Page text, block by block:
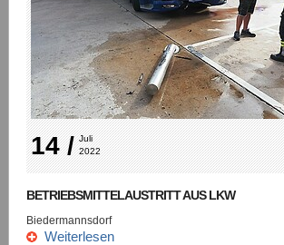
14 / Juli
2022
BETRIEBSMITTELAUSTRITT AUS LKW
Biedermannsdorf
Weiterlesen